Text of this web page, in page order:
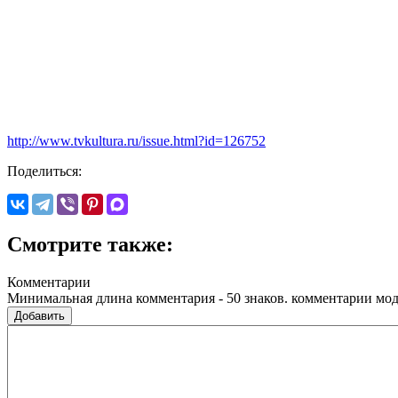
http://www.tvkultura.ru/issue.html?id=126752
Поделиться:
Смотрите также:
Комментарии
Минимальная длина комментария - 50 знаков. комментарии
Добавить